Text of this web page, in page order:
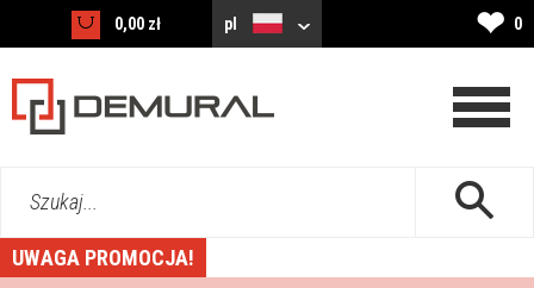
0,00 zł pl ❤ 0
Szukaj...
UWAGA PROMOCJA!